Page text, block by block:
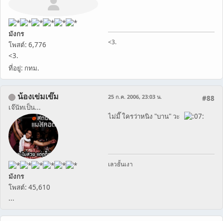
มังกร
โพสต์: 6,776
<3.
ที่อยู่: กทม.
<3.
น้องเข่มเข๊ม
เจ๊นัทเป็น...
มังกร
โพสต์: 45,610
...
#88
25 ก.ค. 2006, 23:03 น.
ไม่มี๊ ใครว่าหนิง "บาน" วะ
เลวยั้นเงา